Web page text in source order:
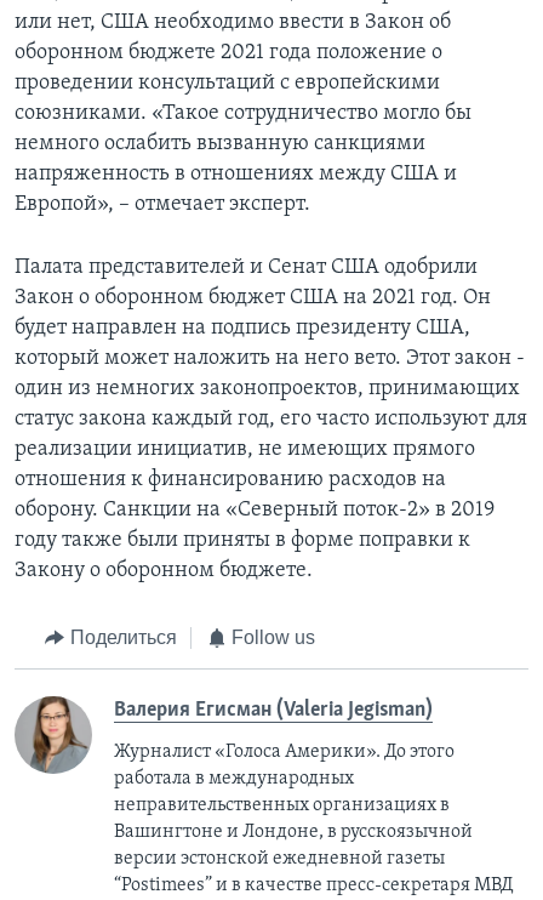
или нет, США необходимо ввести в Закон об
оборонном бюджете 2021 года положение о
проведении консультаций с европейскими
союзниками. «Такое сотрудничество могло бы
немного ослабить вызванную санкциями
напряженность в отношениях между США и
Европой», – отмечает эксперт.
Палата представителей и Сенат США одобрили
Закон о оборонном бюджет США на 2021 год. Он
будет направлен на подпись президенту США,
который может наложить на него вето. Этот закон -
один из немногих законопроектов, принимающих
статус закона каждый год, его часто используют для
реализации инициатив, не имеющих прямого
отношения к финансированию расходов на
оборону. Санкции на «Северный поток-2» в 2019
году также были приняты в форме поправки к
Закону о оборонном бюджете.
Поделиться Follow us
Валерия Егисман (Valeria Jegisman)
Журналист «Голоса Америки». До этого
работала в международных
неправительственных организациях в
Вашингтоне и Лондоне, в русскоязычной
версии эстонской ежедневной газеты
“Postimees” и в качестве пресс-секретаря МВД